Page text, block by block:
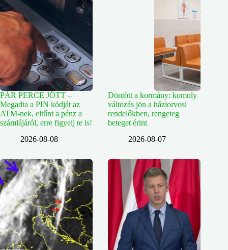
PÁR PERCE JÖTT –
Megadta a PIN kódját az
ATM-nek, eltűnt a pénz a
számlájáról, erre figyelj te is!
2026-08-08
Döntött a kormány: komoly
változás jön a háziorvosi
rendelőkben, rengeteg
beteget érint
2026-08-07